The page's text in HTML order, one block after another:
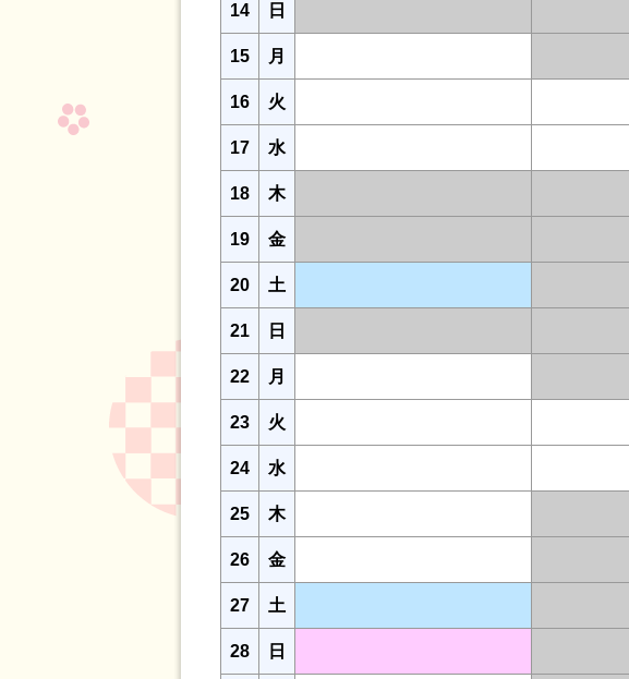
14 日
15 月
16 火
17 水
18 木
19 金
20 土
21 日
22 月
23 火
24 水
25 木
26 金
27 土
28 日